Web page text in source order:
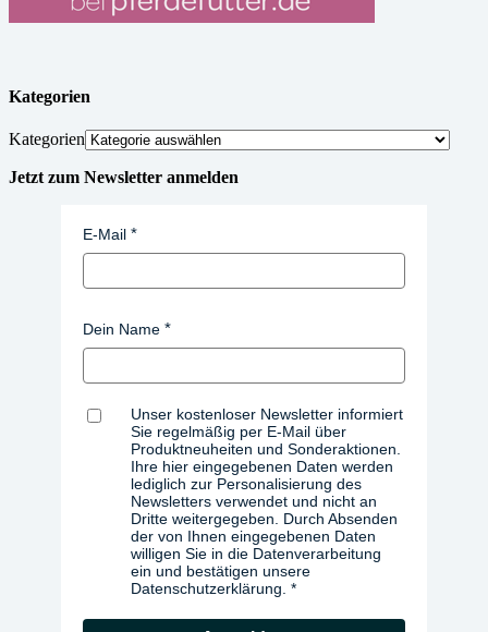
Kategorien
Kategorien
Jetzt zum Newsletter anmelden
E-Mail
Dein Name
Unser kostenloser Newsletter informiert
Sie regelmäßig per E-Mail über
Produktneuheiten und Sonderaktionen.
Ihre hier eingegebenen Daten werden
lediglich zur Personalisierung des
Newsletters verwendet und nicht an
Dritte weitergegeben. Durch Absenden
der von Ihnen eingegebenen Daten
willigen Sie in die Datenverarbeitung
ein und bestätigen unsere
Datenschutzerklärung.